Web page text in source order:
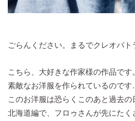
ごらんください。まるでクレオパト
こちら、大好きな作家様の作品で
素敵なお洋服を作られているのです
このお洋服は恐らくこのあと過去の
北海道編で、フロゥさんが先にたく